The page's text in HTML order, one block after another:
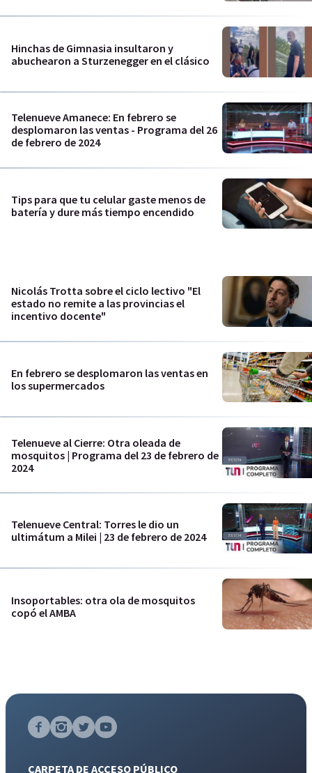
Hinchas de Gimnasia insultaron y
abuchearon a Sturzenegger en el clásico
Telenueve Amanece: En febrero se
desplomaron las ventas - Programa del 26
de febrero de 2024
Tips para que tu celular gaste menos de
batería y dure más tiempo encendido
Nicolás Trotta sobre el ciclo lectivo "El
estado no remite a las provincias el
incentivo docente"
En febrero se desplomaron las ventas en
los supermercados
Telenueve al Cierre: Otra oleada de
mosquitos | Programa del 23 de febrero de
2024
Telenueve Central: Torres le dio un
ultimátum a Milei | 23 de febrero de 2024
Insoportables: otra ola de mosquitos
copó el AMBA
CARPETA DE ACCESO PÚBLICO